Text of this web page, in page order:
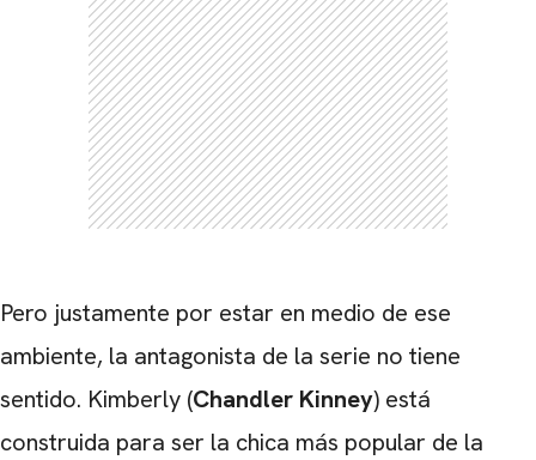
Pero justamente por estar en medio de ese
ambiente, la antagonista de la serie no tiene
sentido. Kimberly (Chandler Kinney) está
construida para ser la chica más popular de la